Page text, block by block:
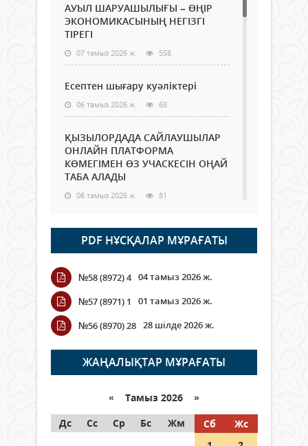
АУЫЛ ШАРУАШЫЛЫҒЫ – ӨҢІР
ЭКОНОМИКАСЫНЫҢ НЕГІЗГІ
ТІРЕГІ
07 тамыз 2026 ж. 558
Есептен шығару куәліктері
06 тамыз 2026 ж. 68
ҚЫЗЫЛОРДАДА САЙЛАУШЫЛАР
ОНЛАЙН ПЛАТФОРМА
КӨМЕГІМЕН ӨЗ УЧАСКЕСІН ОҢАЙ
ТАБА АЛАДЫ
06 тамыз 2026 ж. 81
Open Air: Қызылорда облысы
полиция департаменті 20
мыңнан астам көрерменнің
қауіпсіздігін қамтамасыз етті
06 тамыз 2026 ж.
Wi-Fi ҚАБЫРҒА АРҚЫЛЫ ҚАЛАЙ
ӨТЕДІ?
06 тамыз 2026 ж. 257
граждане Казахстана,
05 тамыз 2026 ж. 139
PDF НҰСҚАЛАР МҰРАҒАТЫ
№58 (8972) 4 04 тамыз 2026 ж.
№57 (8971) 1
01 тамыз 2026 ж.
№56 (8970) 28 28 шілде 2026 ж.
ЖАҢАЛЫҚТАР МҰРАҒАТЫ
« Тамыз 2026 »
Дс
Сс Ср Бс Жм Сб
Жс